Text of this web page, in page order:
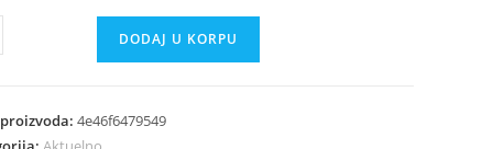
DODAJ U KORPU
4e46f6479549